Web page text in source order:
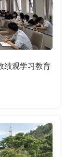
绩观学习教育